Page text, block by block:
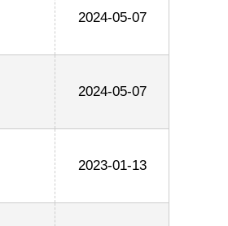
2024-05-07
2024-05-07
2023-01-13